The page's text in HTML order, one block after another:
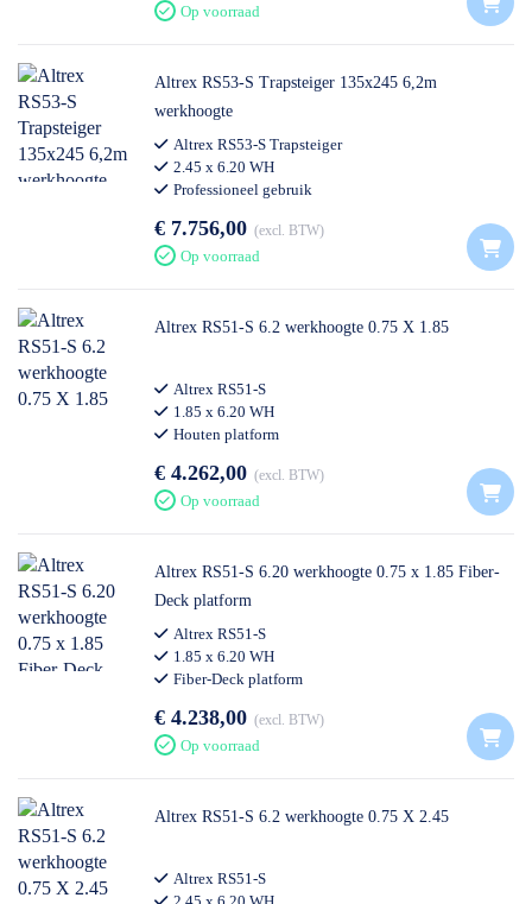
Op voorraad
Altrex RS53-S Trapsteiger 135x245 6,2m
werkhoogte
Altrex RS53-S Trapsteiger
2.45 x 6.20 WH
Professioneel gebruik
€ 7.756,00 excl. BTW
Op voorraad
Altrex RS51-S 6.2 werkhoogte 0.75 X 1.85
Altrex RS51-S
1.85 x 6.20 WH
Houten platform
€ 4.262,00 excl. BTW
Op voorraad
Altrex RS51-S 6.20 werkhoogte 0.75 x 1.85 Fiber-
Deck platform
Altrex RS51-S
1.85 x 6.20 WH
Fiber-Deck platform
€ 4.238,00 excl. BTW
Op voorraad
Altrex RS51-S 6.2 werkhoogte 0.75 X 2.45
Altrex RS51-S